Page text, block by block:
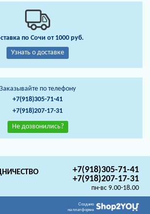
по Сочи от 1000 руб.
Узнать о доставке
Заказывайте по телефону
+7(918)305-71-41
+7(918)207-17-31
Не дозвонились?
+7(918)305-71-41
+7(918)207-17-31
пн-вс 9.00-18.00
Создано
на платформе